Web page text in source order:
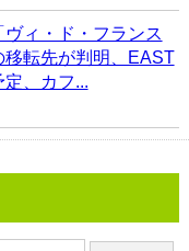
ヴィ・ド・フランス
移転先が判明、EAST
、カフ...